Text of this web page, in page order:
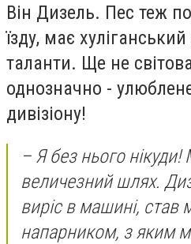
Він Дизель. Пес теж
їзду, має
таланти. Ще не
однозначно -
дивізіону!
– Я без нього
величезний шлях.
виріс в машині, став
напарником, з яким